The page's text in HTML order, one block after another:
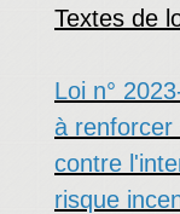
Textes de
Loi n°
à renforcer
contre
risque